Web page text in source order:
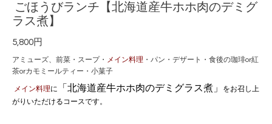
ごほうびランチ【北海道産牛ホホ肉のデミグ
ラス煮】
5,800円
アミューズ、前菜・スープ・ メイン料理 ・パン・デザート・食後の珈琲or紅
茶orカモミールティー・小菓子
メイン料理に 「北海道産牛ホホ肉のデミグラス煮 」
をお召し上
がりいただけるコースです。